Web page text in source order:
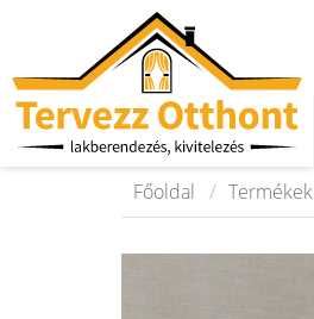
Főoldal Termékek